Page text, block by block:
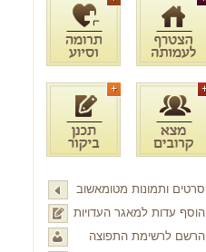
סרטים ותמונות מטומאשוב
הוסף עדות למאגר העדויות
הרשם לרשימת התפוצה